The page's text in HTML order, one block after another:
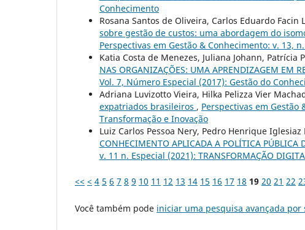
Conhecimento
Rosana Santos de Oliveira, Carlos Eduardo Facin
sobre gestão de custos: uma abordagem do
Perspectivas em Gestão & Conhecimento: v. 13,
Katia Costa de Menezes, Juliana Johann, Patrícia
NAS ORGANIZAÇÕES: UMA APRENDIZAGEM EM
Vol. 7, Número Especial (2017): Gestão do
Adriana Luvizotto Vieira, Hilka Pelizza Vier
expatriados brasileiros , Perspectivas em Gestão
Transformação e Inovação
Luiz Carlos Pessoa Nery, Pedro Henrique
CONHECIMENTO APLICADA A POLÍTICA PÚBLICA
v. 11 n. Especial (2021): TRANSFORMAÇÃO
<< < 4 5 6 7 8 9 10 11 12 13 14 15 16 17 18 19 20 21 22
Você também pode iniciar uma pesquisa avançada